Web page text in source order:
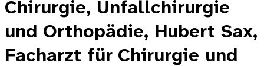
Chirurgie, Unfallchirurgie
und Orthopädie, Hubert Sax,
Facharzt für Chirurgie und